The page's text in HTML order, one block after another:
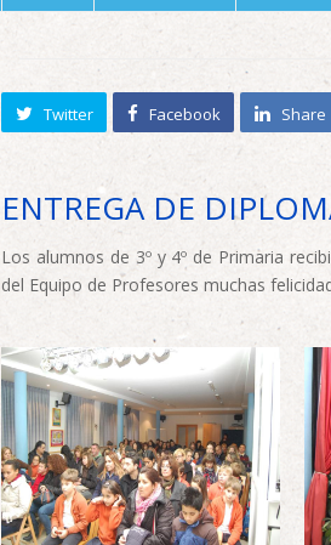
Twitter Facebook Share
ENTREGA DE
Los alumnos de 3º y 4º de Primaria
del Equipo de Profesores muchas